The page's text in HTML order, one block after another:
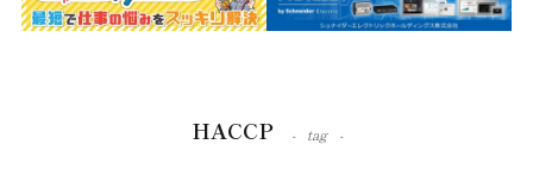
HACCP tag